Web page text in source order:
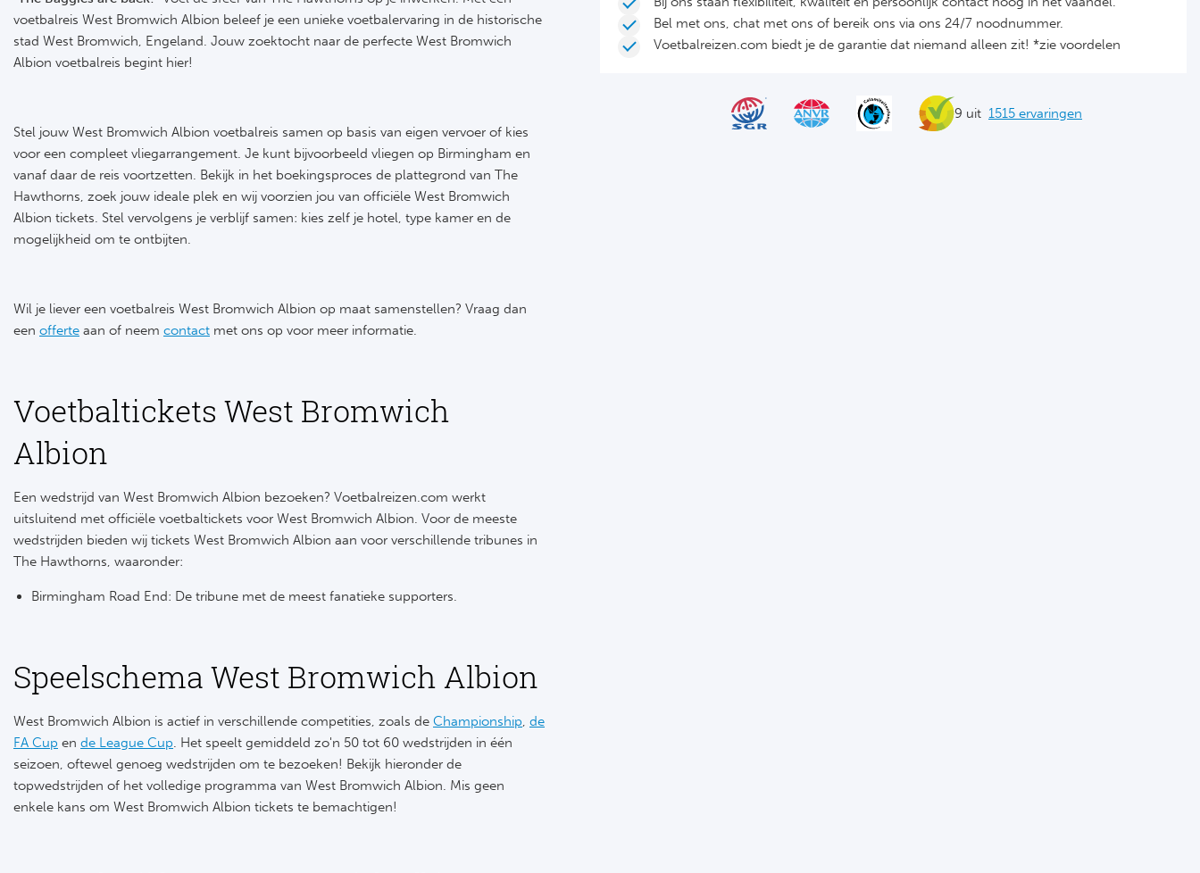
voetbalreis West Bromwich Albion beleef je een unieke voetbalervaring in de historische
stad West Bromwich, Engeland. Jouw zoektocht naar de perfecte West Bromwich
Albion voetbalreis begint hier!
Stel jouw West Bromwich Albion voetbalreis samen op basis van eigen vervoer of kies
voor een compleet vliegarrangement. Je kunt bijvoorbeeld vliegen op Birmingham en
vanaf daar de reis voortzetten. Bekijk in het boekingsproces de plattegrond van The
Hawthorns, zoek jouw ideale plek en wij voorzien jou van officiële West Bromwich
Albion tickets. Stel vervolgens je verblijf samen: kies zelf je hotel, type kamer en de
mogelijkheid om te ontbijten.
Wil je liever een voetbalreis West Bromwich Albion op maat samenstellen? Vraag dan
een offerte aan of neem contact met ons op voor meer informatie.
Voetbaltickets West Bromwich
Albion
Een wedstrijd van West Bromwich Albion bezoeken? Voetbalreizen.com werkt
uitsluitend met officiële voetbaltickets voor West Bromwich Albion. Voor de meeste
wedstrijden bieden wij tickets West Bromwich Albion aan voor verschillende tribunes in
The Hawthorns, waaronder:
Birmingham Road End: De tribune met de meest fanatieke supporters.
Speelschema West Bromwich Albion
West Bromwich Albion is actief in verschillende competities, zoals de Championship, de
FA Cup en de League Cup. Het speelt gemiddeld zo'n 50 tot 60 wedstrijden in één
seizoen, oftewel genoeg wedstrijden om te bezoeken! Bekijk hieronder de
topwedstrijden of het volledige programma van West Bromwich Albion. Mis geen
enkele kans om West Bromwich Albion tickets te bemachtigen!
Bel met ons, chat met ons of bereik ons via ons 24/7 noodnummer.
Voetbalreizen.com biedt je de garantie dat niemand alleen zit! *zie voordelen
9 uit 1515 ervaringen